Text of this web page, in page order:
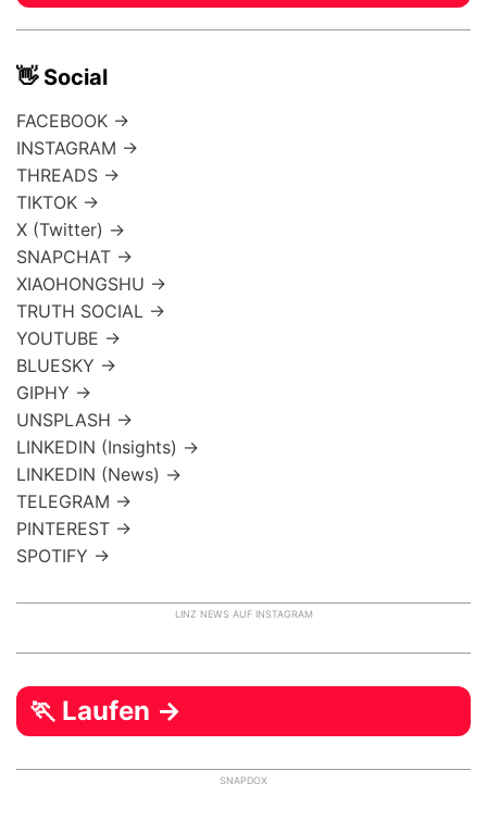
👋 Social
FACEBOOK →
INSTAGRAM →
THREADS →
TIKTOK →
X (Twitter) →
SNAPCHAT →
XIAOHONGSHU →
TRUTH SOCIAL →
YOUTUBE →
BLUESKY →
GIPHY →
UNSPLASH →
LINKEDIN (Insights) →
LINKEDIN (News) →
TELEGRAM →
PINTEREST →
SPOTIFY →
LINZ NEWS AUF INSTAGRAM
🏃 Laufen →
SNAPDOX